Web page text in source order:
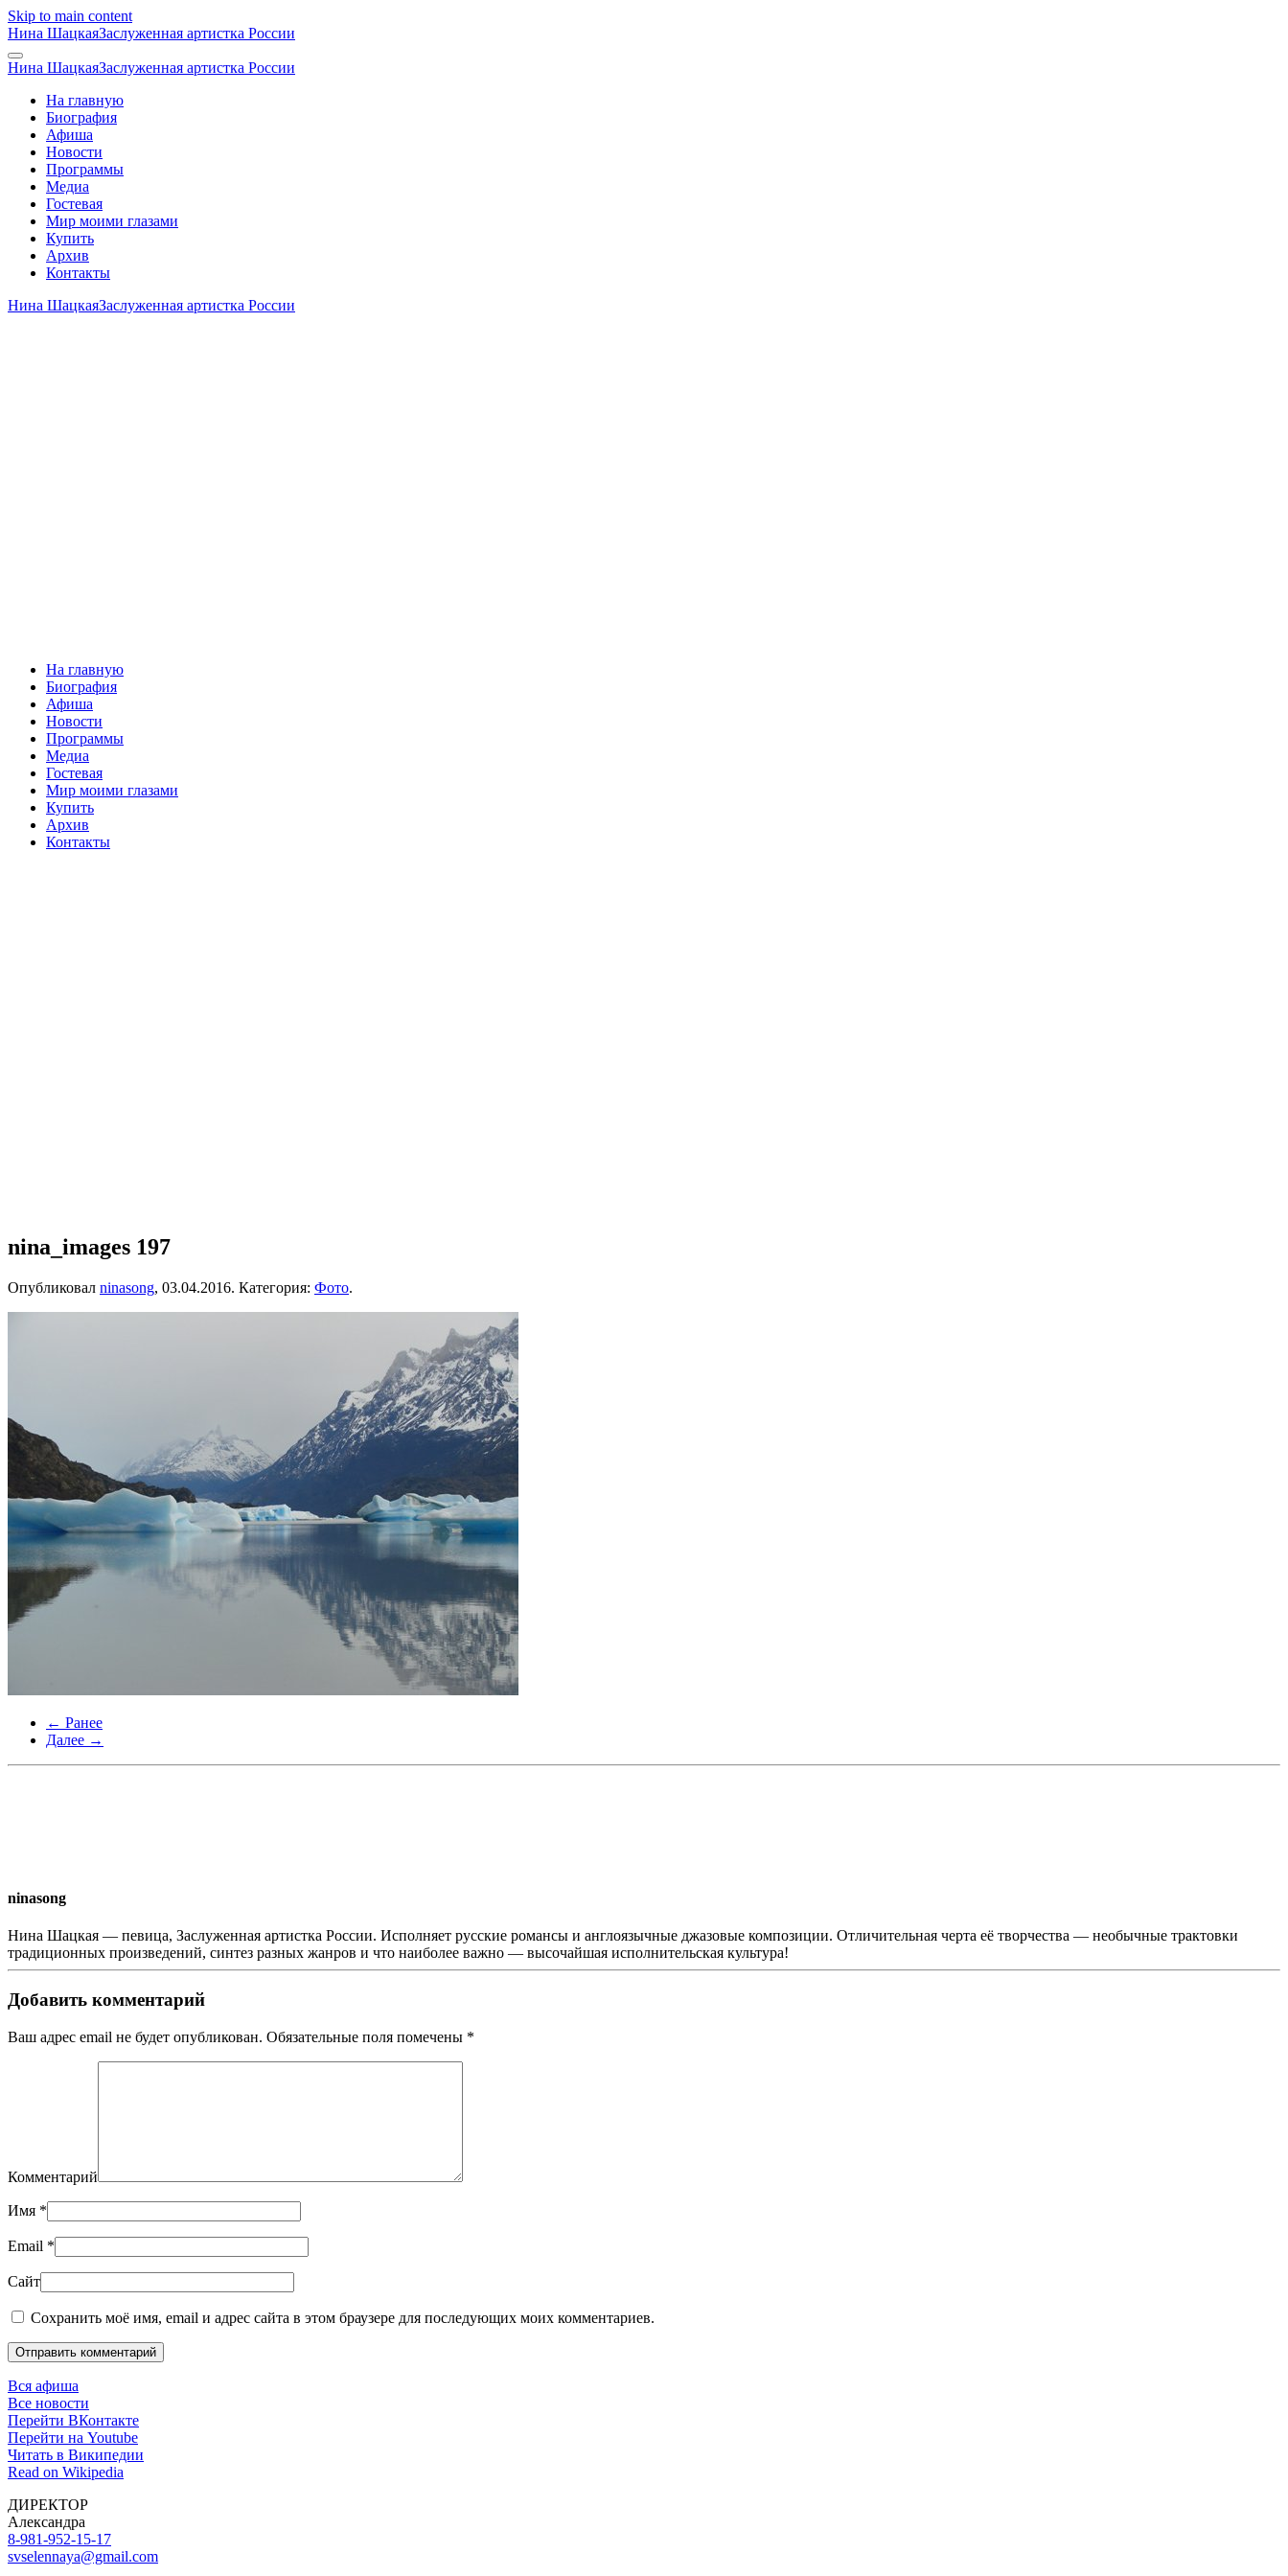
Skip to main content
Нина ШацкаяЗаслуженная артистка России
Нина ШацкаяЗаслуженная артистка России
На главную
Биография
Афиша
Новости
Программы
Медиа
Гостевая
Мир моими глазами
Купить
Архив
Контакты
Нина ШацкаяЗаслуженная артистка России
На главную
Биография
Афиша
Новости
Программы
Медиа
Гостевая
Мир моими глазами
Купить
Архив
Контакты
nina_images 197
Опубликовал ninasong, 03.04.2016. Категория: Фото.
← Ранее
Далее →
ninasong
Нина Шацкая — певица, Заслуженная артистка России. Исполняет русские романсы и англоязычные джазовые композиции. Отличительная черта её творчества — необычные трактовки
традиционных произведений, синтез разных жанров и что наиболее важно — высочайшая исполнительская культура!
Добавить комментарий
Ваш адрес email не будет опубликован. Обязательные поля помечены *
Комментарий
Имя *
Email *
Сайт
Сохранить моё имя, email и адрес сайта в этом браузере для последующих моих комментариев.
Отправить комментарий
Вся афиша
Все новости
Перейти ВКонтакте
Перейти на Youtube
Читать в Википедии
Read on Wikipedia
ДИРЕКТОР
Александра
8-981-952-15-17
svselennaya@gmail.com